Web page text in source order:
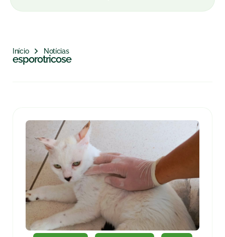
Início Notícias
esporotricose